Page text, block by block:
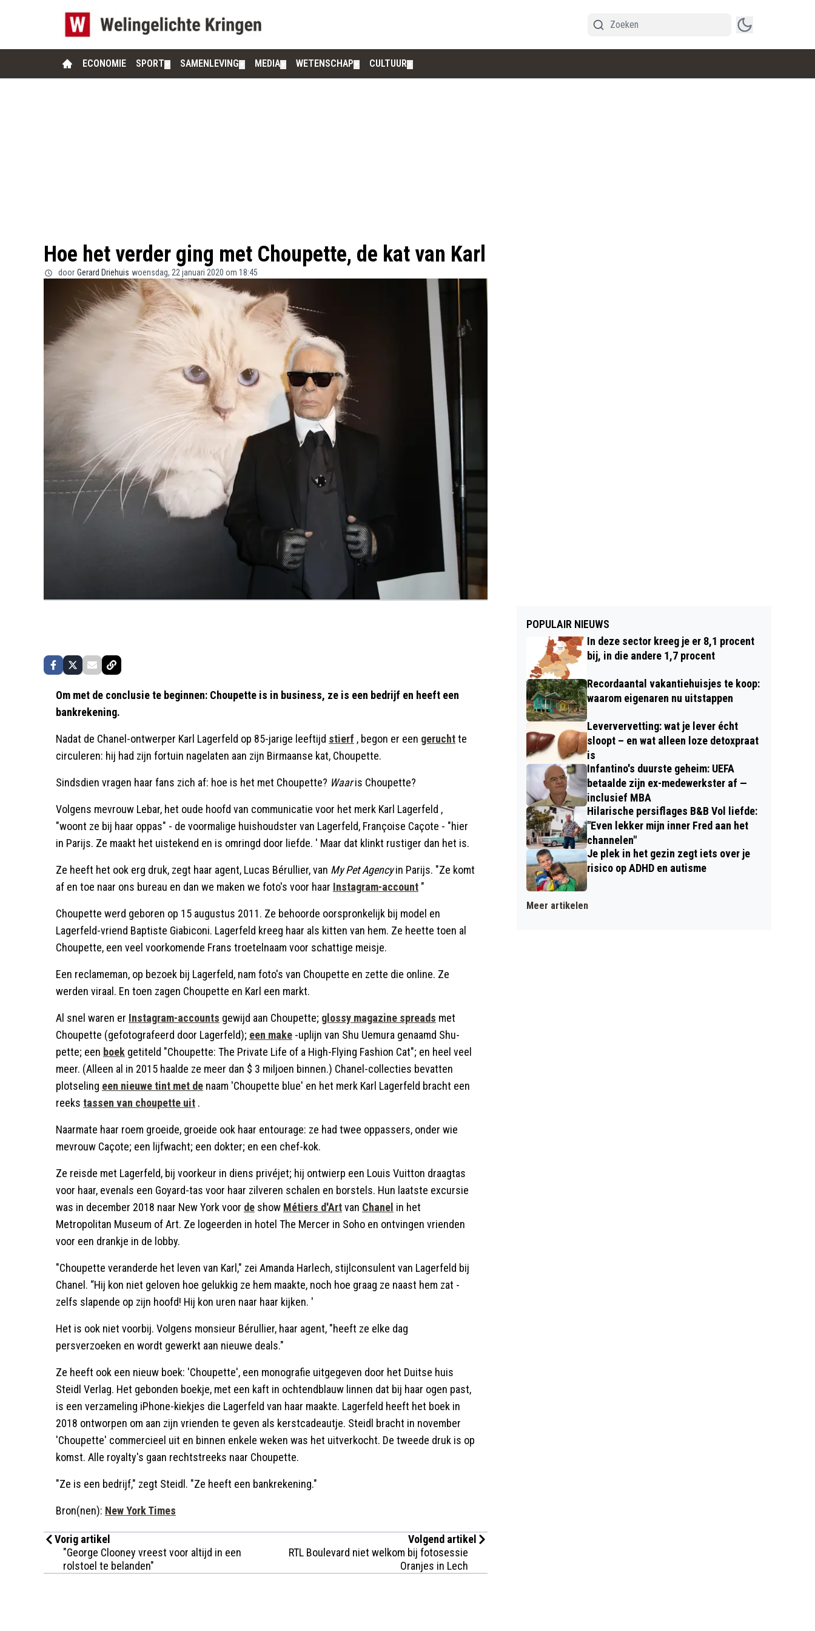
ECONOMIE SPORT SAMENLEVING MEDIA WETENSCHAP CULTUUR
Hoe het verder ging met Choupette, de kat van Karl
door Gerard Driehuis woensdag, 22 januari 2020 om 18:45
Om met de conclusie te beginnen: Choupette is in business, ze is een bedrijf en heeft een
bankrekening.
Nadat de Chanel-ontwerper Karl Lagerfeld op 85-jarige leeftijd stierf , begon er een geruchtte
circuleren: hij had zijn fortuin nagelaten aan zijn Birmaanse kat, Choupette.
Sindsdien vragen haar fans zich af: hoe is het met Choupette? Waaris Choupette?
Volgens mevrouw Lebar, het oude hoofd van communicatie voor het merk Karl Lagerfeld ,
"woont ze bij haar oppas" - de voormalige huishoudster van Lagerfeld, Françoise Caçote - "hier
in Parijs. Ze maakt het uistekend en is omringd door liefde. ' Maar dat klinkt rustiger dan het is.
Ze heeft het ook erg druk, zegt haar agent, Lucas Bérullier, van My Pet Agencyin Parijs. "Ze komt
af en toe naar ons bureau en dan we maken we foto's voor haar Instagram-account "
Choupette werd geboren op 15 augustus 2011. Ze behoorde oorspronkelijk bij model en
Lagerfeld-vriend Baptiste Giabiconi. Lagerfeld kreeg haar als kitten van hem. Ze heette toen al
Choupette, een veel voorkomende Frans troetelnaam voor schattige meisje.
Een reclameman, op bezoek bij Lagerfeld, nam foto's van Choupette en zette die online. Ze
werden viraal. En toen zagen Choupette en Karl een markt.
Al snel waren er Instagram-accounts gewijd aan Choupette; glossy magazine spreads met
Choupette (gefotografeerd door Lagerfeld); een make -uplijn van Shu Uemura genaamd Shu-
pette; een boek getiteld "Choupette: The Private Life of a High-Flying Fashion Cat"; en heel veel
meer. (Alleen al in 2015 haalde ze meer dan $ 3 miljoen binnen.) Chanel-collecties bevatten
plotseling een nieuwe tint met de naam 'Choupette blue' en het merk Karl Lagerfeld bracht een
reeks tassen van choupette uit .
Naarmate haar roem groeide, groeide ook haar entourage: ze had twee oppassers, onder wie
mevrouw Caçote; een lijfwacht; een dokter; en een chef-kok.
Ze reisde met Lagerfeld, bij voorkeur in diens privéjet; hij ontwierp een Louis Vuitton draagtas
voor haar, evenals een Goyard-tas voor haar zilveren schalen en borstels. Hun laatste excursie
was in december 2018 naar New York voor de show Métiers d'Artvan Chanel in het
Metropolitan Museum of Art. Ze logeerden in hotel The Mercer in Soho en ontvingen vrienden
voor een drankje in de lobby.
"Choupette veranderde het leven van Karl," zei Amanda Harlech, stijlconsulent van Lagerfeld bij
Chanel. “Hij kon niet geloven hoe gelukkig ze hem maakte, noch hoe graag ze naast hem zat -
zelfs slapende op zijn hoofd! Hij kon uren naar haar kijken. '
Het is ook niet voorbij. Volgens monsieur Bérullier, haar agent, "heeft ze elke dag
persverzoeken en wordt gewerkt aan nieuwe deals."
Ze heeft ook een nieuw boek: 'Choupette', een monografie uitgegeven door het Duitse huis
Steidl Verlag. Het gebonden boekje, met een kaft in ochtendblauw linnen dat bij haar ogen past,
is een verzameling iPhone-kiekjes die Lagerfeld van haar maakte. Lagerfeld heeft het boek in
2018 ontworpen om aan zijn vrienden te geven als kerstcadeautje. Steidl bracht in november
'Choupette' commercieel uit en binnen enkele weken was het uitverkocht. De tweede druk is op
komst. Alle royalty's gaan rechtstreeks naar Choupette.
"Ze is een bedrijf," zegt Steidl. "Ze heeft een bankrekening."
Bron(nen): New York Times
Vorig artikel
"George Clooney vreest voor altijd in een
rolstoel te belanden"
Volgend artikel
RTL Boulevard niet welkom bij fotosessie
Oranjes in Lech
POPULAIR NIEUWS
In deze sector kreeg je er 8,1 procent
bij, in die andere 1,7 procent
Recordaantal vakantiehuisjes te koop:
waarom eigenaren nu uitstappen
Leververvetting: wat je lever écht
sloopt – en wat alleen loze detoxpraat
is
Infantino's duurste geheim: UEFA
betaalde zijn ex-medewerkster af —
inclusief MBA
Hilarische persiflages B&B Vol liefde:
"Even lekker mijn inner Fred aan het
channelen"
Je plek in het gezin zegt iets over je
risico op ADHD en autisme
Meer artikelen